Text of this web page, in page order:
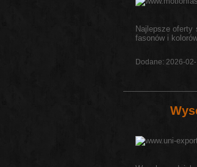
Najlepsze oferty
fasonów i
Dodane: 2026-